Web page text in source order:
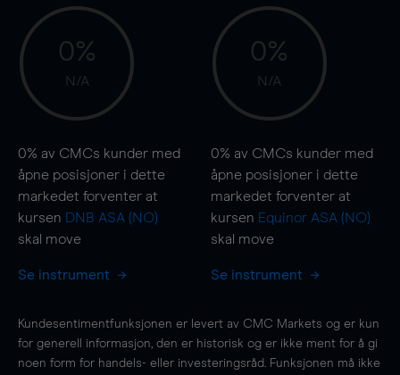
0%
N/A
0% av CMCs kunder med
åpne posisjoner i dette
markedet forventer at
kursen DNB ASA (NO)
skal move
Se instrument
0%
N/A
0% av CMCs kunder med
åpne posisjoner i dette
markedet forventer at
kursen Equinor ASA (NO)
skal move
Se instrument
Kundesentimentfunksjonen er levert av CMC Markets og er kun
for generell informasjon, den er historisk og er ikke ment for å gi
noen form for handels- eller investeringsråd. Funksjonen må ikke